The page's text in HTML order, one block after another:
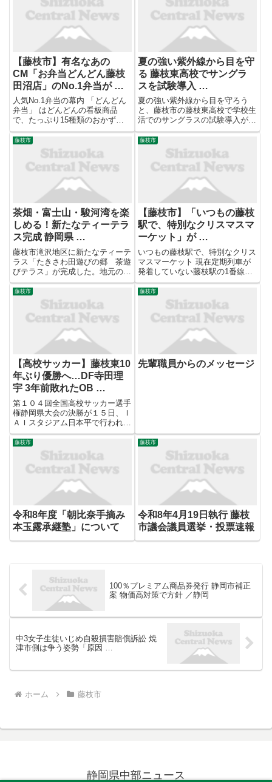
【藤枝市】有名なあの
CM「お弁当どんどん藤枝
田沼店」のNo.1弁当が …
人気No.1弁当の幕内 「どんどん
弁当」 はどんどんの看板商品
で、たっぷり15種類のおかずが
入っています。色々と食べたい人
にぴったりのお弁当です。おかず
がたくさん入っているので、ご飯
との相性も抜群です。とても豪華
でボリューム満点で嬉しいです...
夏の強い紫外線から目を守
る 藤枝東高校でサングラ
スを試験導入 …
夏の強い紫外線から目を守ろう
と、藤枝市の藤枝東高校で学校生
活でのサングラスの試験導入が7
月スタートしました。 これは、
夏の暑さとともに、強い紫外線か
ら高校生の目を保護しようと、藤
枝東高校とZoffが連携して導入し
たもので、サングラスの使用を...
藤枝市
茶畑・富士山・駿河湾を楽
しめる！新たなティーテラ
ス完成 静岡県 …
藤枝市滝沢地区に新たなティーテ
ラス「たきさわ田遊びの郷 茶遊
びテラス」が完成した。地元の茶
生産者の中山隆豪さん（５６）が
管理する茶畑内に設置した。約２
千平方メートルの茶畑や 富士山
、駿河湾などの絶景を ...
藤枝市
【藤枝市】「いつもの藤枝
駅で、特別なクリスマスマ
ーケット」が …
いつもの藤枝駅で、特別なクリス
マスマーケット 現在定期列車が
発着していない藤枝駅の1番線ホ
ームを会場に、 「クリスマスマ
ーケット」 を開催します。藤枝
にゆかりのある店舗を中心に、飲
食や雑貨の人気店が大集結。当日
は1番線ホームに車両を停車
藤枝市
【高校サッカー】藤枝東10
年ぶり優勝へ…DF寺田理
宇 3年前敗れたOB …
第１０４回全国高校サッカー選手
権静岡県大会の決勝が１５日、Ｉ
ＡＩスタジアム日本平で行われ
る。１０年ぶりの優勝を目指す藤
枝東が、３年ぶりの頂点を狙う浜
松開誠館と対戦。身長１８１セン
チのセンターバック・寺田理宇
（りう、３年）が、無失点での勝
藤枝市
先輩職員からのメッセージ
藤枝市
令和8年度「朝比奈手摘み
本玉露承継塾」について
藤枝市
令和8年4月19日執行 藤枝
市議会議員選挙・投票速報
100％プレミアム商品券発行 静岡市補正
案 物価高対策で方針 ／静岡
中3女子生徒いじめ自殺損害賠償訴訟 焼
津市側は争う姿勢「原因 …
ホーム 藤枝市
静岡県中部ニュース